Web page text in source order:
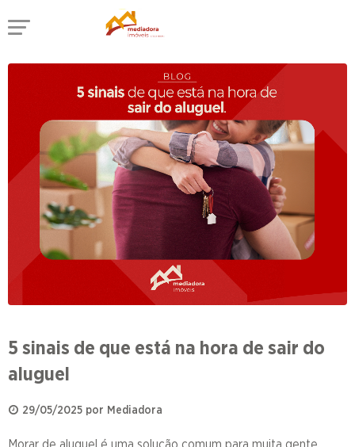
5 sinais de que está na hora de sair do
aluguel
29/05/2025 por Mediadora
Morar de aluguel é uma solução comum para muita gente,